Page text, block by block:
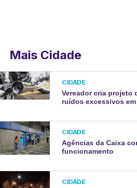
Mais Cidade
CIDADE
Vereador cria projeto
ruídos excessivos
CIDADE
Agências da Caixa
funcionamento
CIDADE